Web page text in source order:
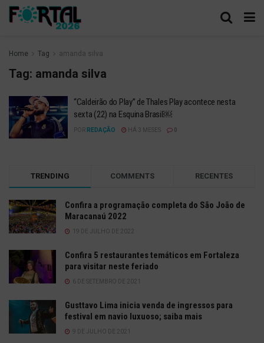
Home Tag amanda silva
Tag: amanda silva
“Caldeirão do Play” de Thales Play acontece nesta
sexta (22) na Esquina Brasil￼
POR REDAÇÃO HÁ 3 MESES
TRENDING COMMENTS RECENTES
Confira a programação completa do São João de
Maracanaú 2022
19 DE JULHO DE 2022
Confira 5 restaurantes temáticos em Fortaleza
para visitar neste feriado
6 DE SETEMBRO DE 2021
Gusttavo Lima inicia venda de ingressos para
festival em navio luxuoso; saiba mais
9 DE JULHO DE 2021